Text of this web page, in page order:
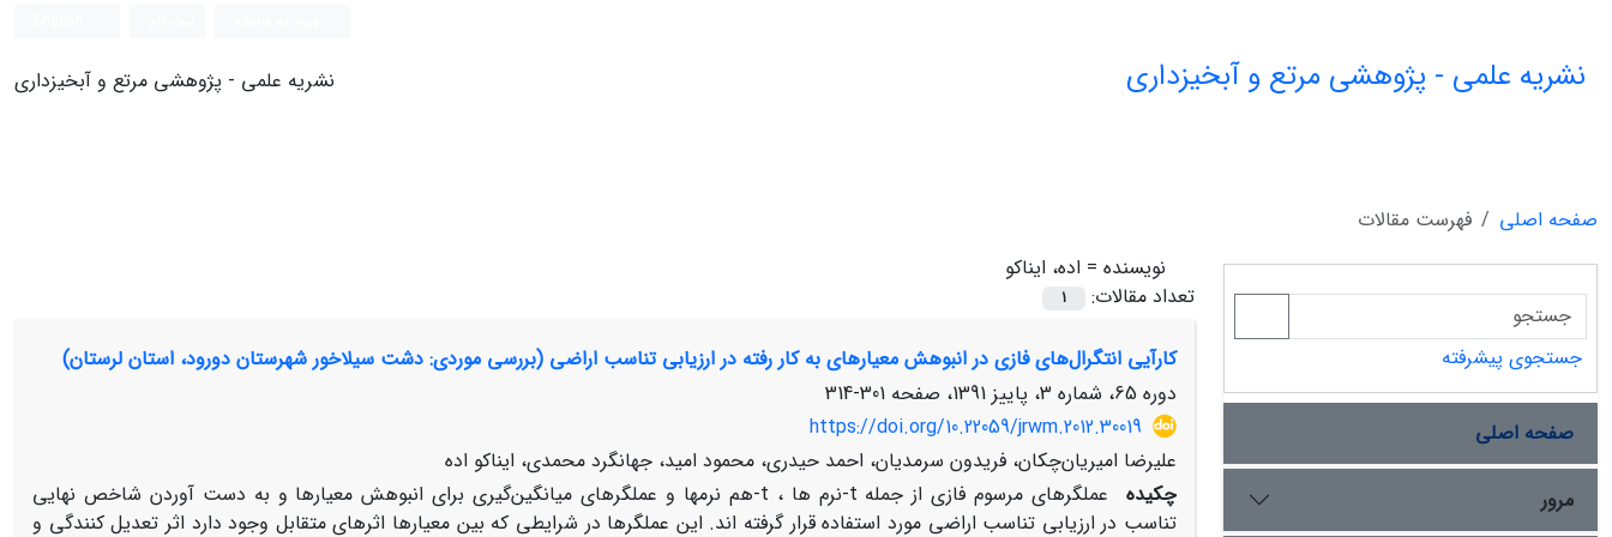
نشریه علمی - پژوهشی مرتع و آبخیزداری نشریه علمی - پژوهشی مرتع و آبخیزداری
صفحه اصلی
فهرست مقالات
نویسنده = اده، ایناکو
تعداد مقالات:
1
کارآیی انتگرال‌های فازی در انبوهش معیارهای به کار رفته در ارزیابی تناسب اراضی (بررسی موردی: دشت سیلاخور شهرستان دورود، استان لرستان)
دوره 65، شماره 3، پاییز 1391، صفحه
301-314
https://doi.org/10.22059/jrwm.2012.30019
علیرضا امیریان‌چکان، فریدون سرمدیان، احمد حیدری، محمود امید، جهانگرد محمدی، ایناکو اده
چکیده
عملگرهای مرسوم فازی از جمله t-نرم ها ، t-هم نرمها و عملگرهای میانگین‌گیری برای انبوهش معیارها و به دست آوردن شاخص نهایی
تناسب در ارزیابی تناسب اراضی مورد استفاده قرار گرفته اند. این عملگرها در شرایطی که بین معیارها اثرهای متقابل وجود دارد اثر تعدیل کنندگی و
جستجوی پیشرفته
صفحه اصلی
مرور